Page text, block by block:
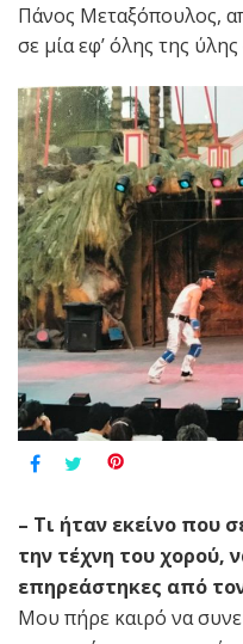
Πάνος Μεταξόπουλος,
σε μία εφ’ όλης της
– Τι ήταν εκείνο που
την τέχνη του χορού,
επηρεάστηκες από
Μου πήρε καιρό να